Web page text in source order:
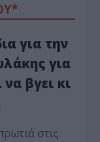
για την
για
βγει κι
στις